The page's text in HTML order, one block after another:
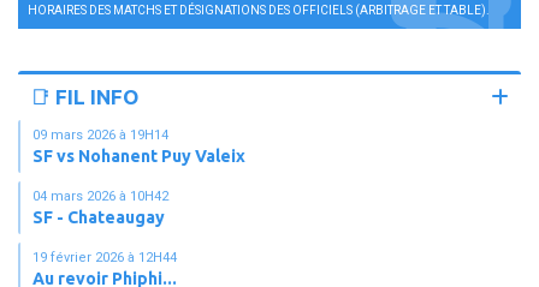
HORAIRES DES MATCHS ET DÉSIGNATIONS DES OFFICIELS (ARBITRAGE ET TABLE).
📑 FIL INFO
09 mars 2026 à 19H14
SF vs Nohanent Puy Valeix
04 mars 2026 à 10H42
SF - Chateaugay
19 février 2026 à 12H44
Au revoir Phiphi...